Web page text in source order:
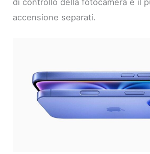
di controllo della fotocamera e il
accensione separati.